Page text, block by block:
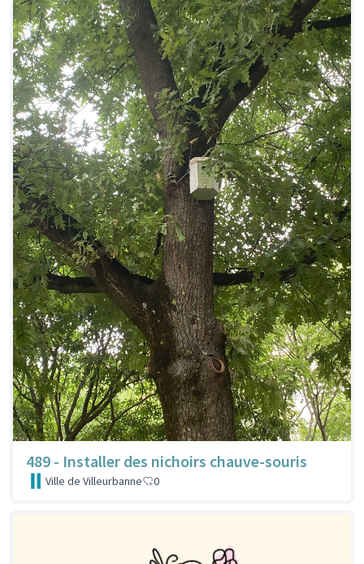
489 - Installer des nichoirs chauve-souris
Ville de Villeurbanne 0